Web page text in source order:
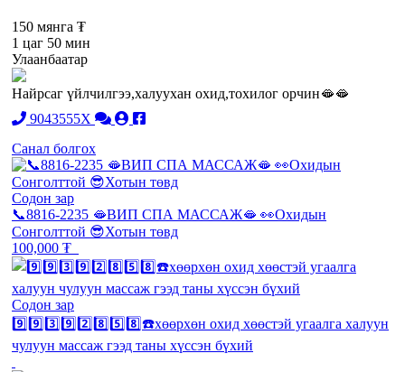
150 мянга ₮
1 цаг 50 мин
Улаанбаатар
Найрсаг үйлчилгээ,халуухан охид,тохилог орчин🫦🫦
9043555X
Санал болгох
Содон зар
📞8816-2235 🫦ВИП СПА МАССАЖ🫦 👀Охидын
Сонголттой 😎Хотын төвд
100,000 ₮
Содон зар
9️⃣9️⃣3️⃣9️⃣2️⃣8️⃣5️⃣8️⃣☎️хөөрхөн охид хөөстэй угаалга халуун
чулуун массаж гээд таны хүссэн бүхий